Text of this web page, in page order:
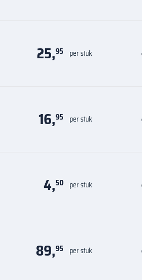
25,95 per stuk
16,95 per stuk
4,50 per stuk
89,95 per stuk